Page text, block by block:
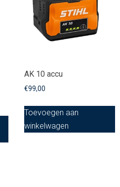
AK 10 accu
€99,00
Toevoegen aan
winkelwagen